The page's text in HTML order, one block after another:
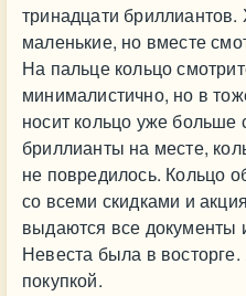
тринадцати
маленькие, но вместе
На пальце кольцо
минималистично, но в
носит кольцо уже
бриллианты на месте,
не повредилось. Кольцо
со всеми скидками и
выдаются все документы
Невеста была в
покупкой.